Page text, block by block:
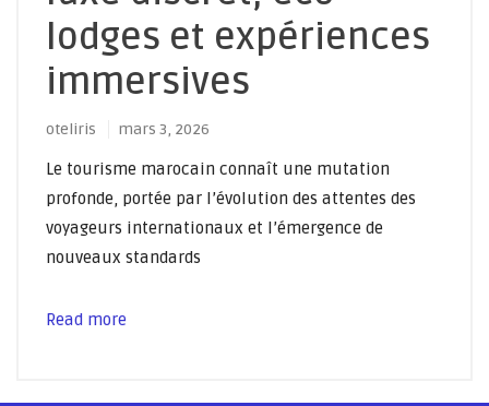
lodges et expériences
immersives
oteliris mars 3, 2026
Le tourisme marocain connaît une mutation
profonde, portée par l’évolution des attentes des
voyageurs internationaux et l’émergence de
nouveaux standards
Read more